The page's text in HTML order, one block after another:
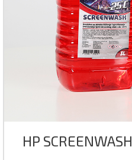
HP SCREENWASH